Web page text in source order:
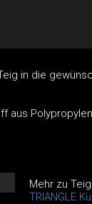
in die
aus
Mehr zu
TRIANGLE